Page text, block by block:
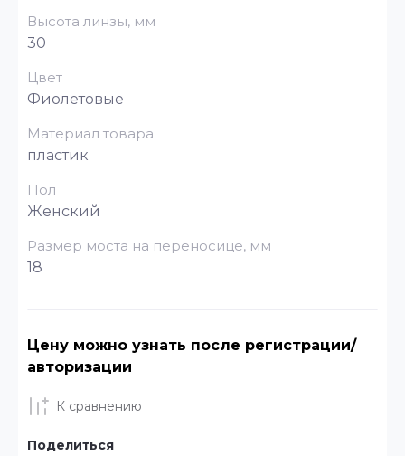
Высота линзы, мм
30
Цвет
Фиолетовые
Материал товара
пластик
Пол
Женский
Размер моста на переносице, мм
18
Цену можно узнать после регистрации/
авторизации
К сравнению
Поделиться